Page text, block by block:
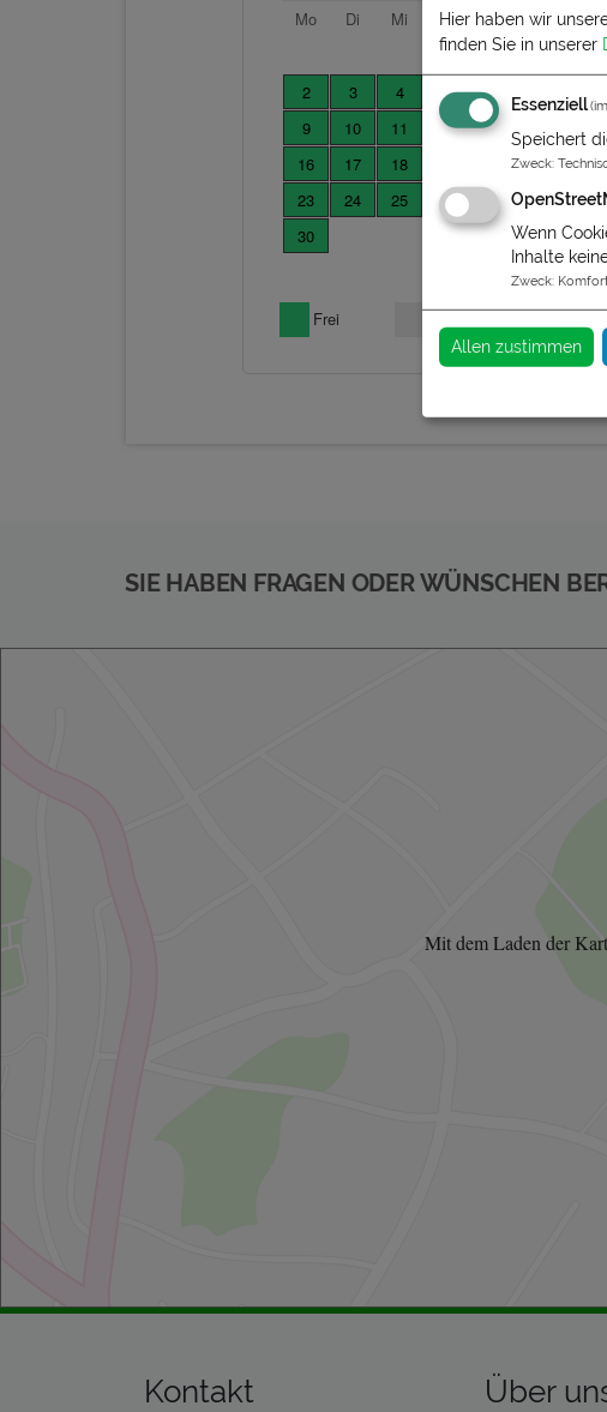
SIE HABEN FRAGEN ODER WÜNSCHEN
Mit dem Laden der
Kontakt Über
Hier haben wir
finden Sie in unserer
Essenziell
Speichert
Zweck:
Wenn
Inhalte
Zweck:
Allen zustimmen